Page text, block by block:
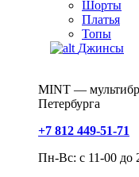
Шорты
Платья
Топы
Джинсы
MINT —
Петербурга
+7 812 449-51-71
Пн-Вс: с 11-00 до